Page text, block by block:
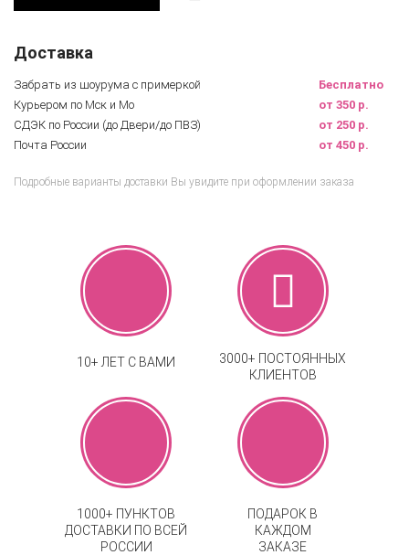
Доставка
Забрать из шоурума с примеркой
Бесплатно
Курьером по Мск и Мо
от 350 р.
СДЭК по России (до Двери/до ПВЗ)
от 250 р.
Почта России
от 450 р.
Подробные варианты доставки Вы увидите при оформлении заказа
10+ ЛЕТ С ВАМИ
3000+ ПОСТОЯННЫХ
КЛИЕНТОВ
1000+ ПУНКТОВ
ДОСТАВКИ ПО ВСЕЙ
РОССИИ
ПОДАРОК В
КАЖДОМ
ЗАКАЗЕ